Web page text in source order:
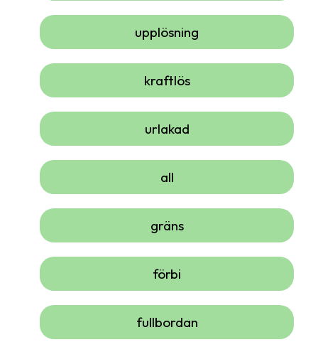
upplösning
kraftlös
urlakad
all
gräns
förbi
fullbordan